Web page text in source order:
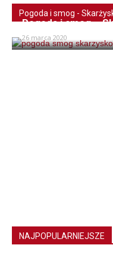
Pogoda i smog -
Pogoda i smog –
26 marca 2020
NAJPOPULARNIEJSZE